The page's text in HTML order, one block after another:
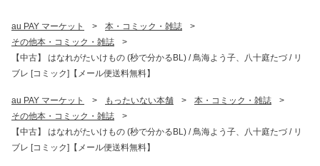
au PAY マーケット > 本・コミック・雑誌
>
その他本・コミック・雑誌
>
【中古】 はなれがたいけもの (秒で分かるBL) / 鳥海よう子、八十庭たづ / リ
ブレ [コミック]【メール便送料無料】
au PAY マーケット > もったいない本舗 > 本・コミック・雑誌
>
その他本・コミック・雑誌
>
【中古】 はなれがたいけもの (秒で分かるBL) / 鳥海よう子、八十庭たづ / リ
ブレ [コミック]【メール便送料無料】